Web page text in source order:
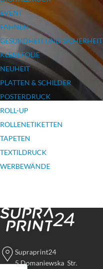
EVENT
FAHNEN
GESUNDHEIT UND SICHERHEIT
KLEBEFOLIE
NEUHEIT
PLATTEN & SCHILDER
POSTERDRUCK
ROLL-UP
ROLLENETIKETTEN
TAPETEN
TEXTILDRUCK
WERBEWÄNDE
Supraprint24
5 Domaniewska Str.